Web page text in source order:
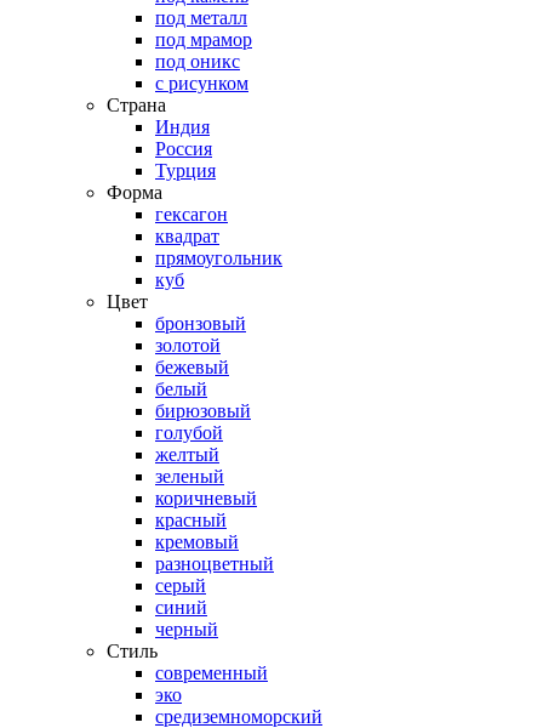
под металл
под мрамор
под оникс
с рисунком
Страна
Индия
Россия
Турция
Форма
гексагон
квадрат
прямоугольник
куб
Цвет
бронзовый
золотой
бежевый
белый
бирюзовый
голубой
желтый
зеленый
коричневый
красный
кремовый
разноцветный
серый
синий
черный
Стиль
современный
эко
средиземноморский